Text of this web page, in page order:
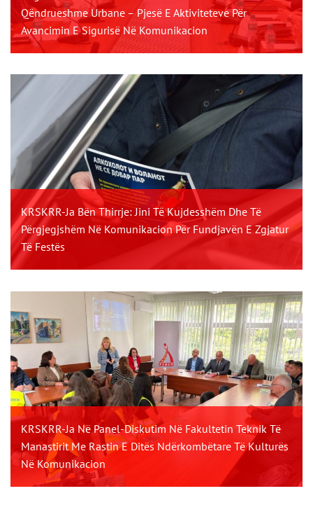
Qëndrueshme Urbane – Pjesë E Aktiviteteve Për
Avancimin E Sigurisë Në Komunikacion
KRSKRR-Ja Bën Thirrje: Jini Të Kujdesshëm Dhe Të
Përgjegjshëm Në Komunikacion Për Fundjavën E Zgjatur
Të Festës
KRSKRR-Ja Në Panel-Diskutim Në Fakultetin Teknik Të
Manastirit Me Rastin E Ditës Ndërkombëtare Të Kulturës
Në Komunikacion